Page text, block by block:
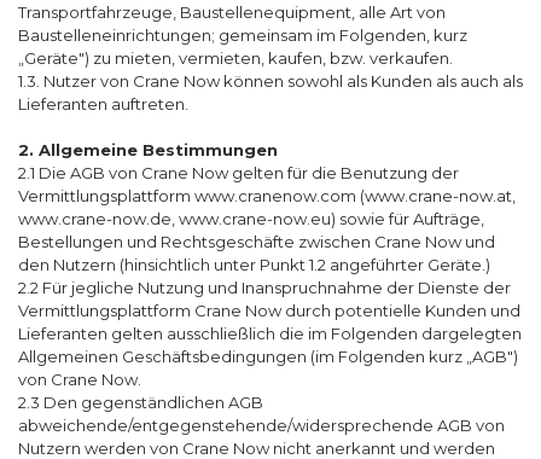
Transportfahrzeuge, Baustellenequipment, alle Art von
Baustelleneinrichtungen; gemeinsam im Folgenden, kurz
„Geräte") zu mieten, vermieten, kaufen, bzw. verkaufen.
1.3. Nutzer von Crane Now können sowohl als Kunden als auch als
Lieferanten auftreten.
2. Allgemeine Bestimmungen
2.1 Die AGB von Crane Now gelten für die Benutzung der
Vermittlungsplattform www.cranenow.com (www.crane-now.at,
www.crane-now.de, www.crane-now.eu) sowie für Aufträge,
Bestellungen und Rechtsgeschäfte zwischen Crane Now und
den Nutzern (hinsichtlich unter Punkt 1.2 angeführter Geräte.)
2.2 Für jegliche Nutzung und Inanspruchnahme der Dienste der
Vermittlungsplattform Crane Now durch potentielle Kunden und
Lieferanten gelten ausschließlich die im Folgenden dargelegten
Allgemeinen Geschäftsbedingungen (im Folgenden kurz „AGB")
von Crane Now.
2.3 Den gegenständlichen AGB
abweichende/entgegenstehende/widersprechende AGB von
Nutzern werden von Crane Now nicht anerkannt und werden